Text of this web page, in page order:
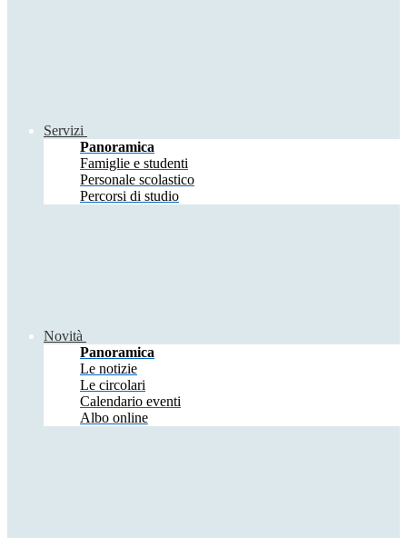
Servizi
Panoramica
Famiglie e studenti
Personale scolastico
Percorsi di studio
Novità
Panoramica
Le notizie
Le circolari
Calendario eventi
Albo online